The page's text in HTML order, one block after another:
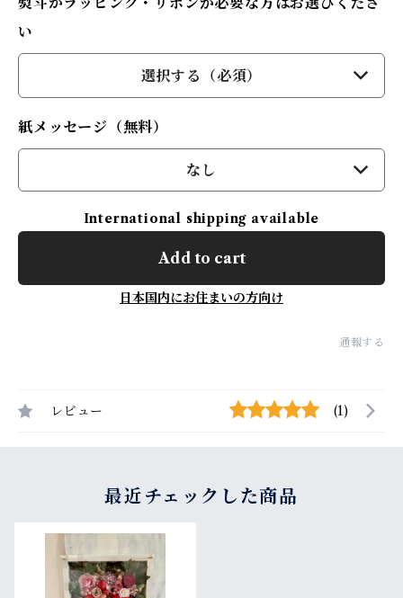
い
選択する（必須）
紙メッセージ（無料）
なし
International shipping available
Add to cart
日本国内にお住まいの方向け
通報する
レビュー (1)
最近チェックした商品